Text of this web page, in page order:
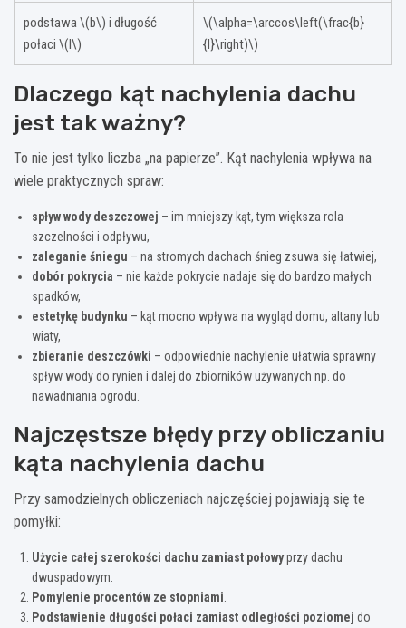
podstawa \(b\) i długość
połaci \(l\)
\(\alpha=\arccos\left(\frac{b}
{l}\right)\)
Dlaczego kąt nachylenia dachu
jest tak ważny?
To nie jest tylko liczba „na papierze”. Kąt nachylenia wpływa na
wiele praktycznych spraw:
spływ wody deszczowej – im mniejszy kąt, tym większa rola
szczelności i odpływu,
zaleganie śniegu – na stromych dachach śnieg zsuwa się łatwiej,
dobór pokrycia – nie każde pokrycie nadaje się do bardzo małych
spadków,
estetykę budynku – kąt mocno wpływa na wygląd domu, altany lub
wiaty,
zbieranie deszczówki – odpowiednie nachylenie ułatwia sprawny
spływ wody do rynien i dalej do zbiorników używanych np. do
nawadniania ogrodu.
Najczęstsze błędy przy obliczaniu
kąta nachylenia dachu
Przy samodzielnych obliczeniach najczęściej pojawiają się te
pomyłki:
Użycie całej szerokości dachu zamiast połowyprzy dachu
dwuspadowym.
Pomylenie procentów ze stopniami
Podstawienie długości połaci zamiast odległości poziomej do